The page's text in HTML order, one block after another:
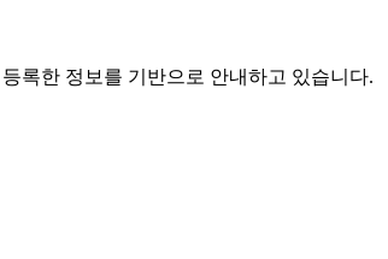
록한 정보를 기반으로 안내하고 있습니다.